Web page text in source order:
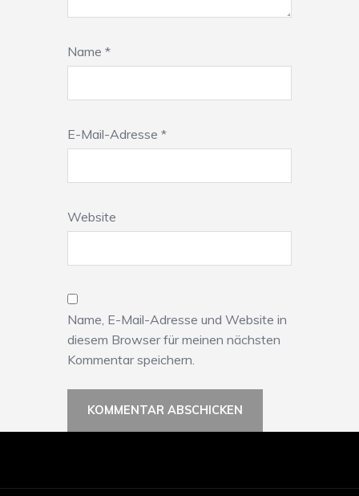
Name *
E-Mail-Adresse *
Website
Name, E-Mail-Adresse und Website in
diesem Browser für meinen nächsten
Kommentar speichern.